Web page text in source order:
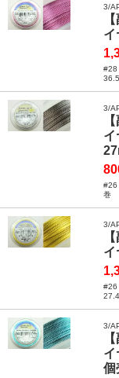
3/
イ
#28
3/
イ
#26
巻
3/
イ
#26
3/
イ
個